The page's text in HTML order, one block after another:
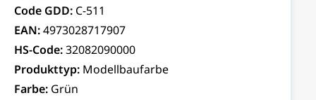
Code GDD: C-511
EAN:4973028717907
HS-Code:32082090000
Produkttyp: Modellbaufarbe
Farbe: Grün